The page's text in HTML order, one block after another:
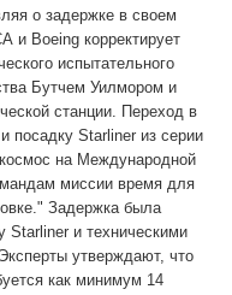
о задержке в своем
и Boeing корректирует
испытательного
Бутчем Уилмором и
станции. Переход в
посадку Starliner из серии
на Международной
миссии время для
Задержка была
Starliner и техническими
утверждают, что
как минимум 14